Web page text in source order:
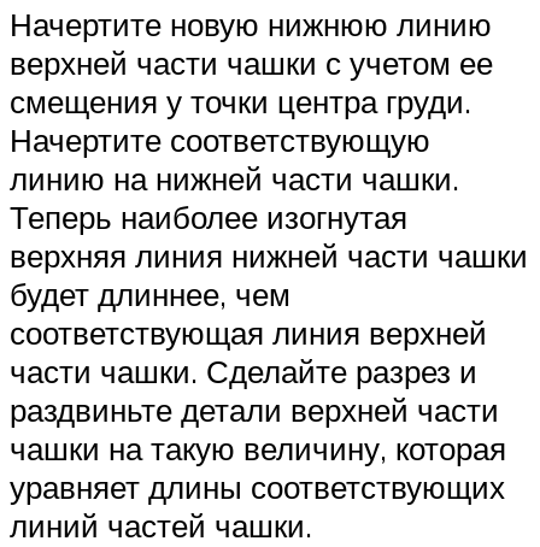
Начертите новую нижнюю линию
верхней части чашки с учетом ее
смещения у точки центра груди.
Начертите соответствующую
линию на нижней части чашки.
Теперь наиболее изогнутая
верхняя линия нижней части чашки
будет длиннее, чем
соответствующая линия верхней
части чашки. Сделайте разрез и
раздвиньте детали верхней части
чашки на такую величину, которая
уравняет длины соответствующих
линий частей чашки.